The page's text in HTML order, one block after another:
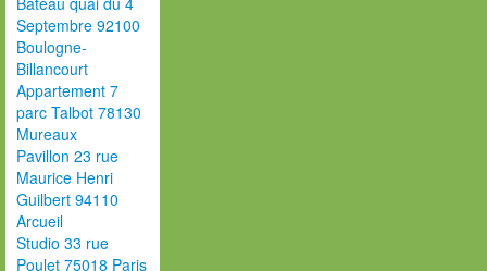
Septembre 92100
Boulogne-
Billancourt
Appartement 7
parc Talbot 78130
Mureaux
Pavillon 23 rue
Maurice Henri
Guilbert 94110
Arcueil
Studio 33 rue
Poulet 75018 Paris